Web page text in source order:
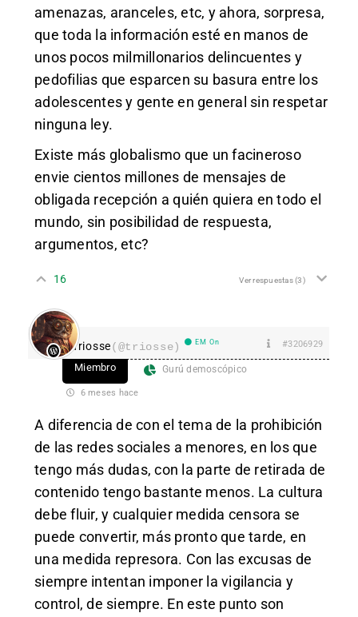
amenazas, aranceles, etc, y ahora, sorpresa,
que toda la información esté en manos de
unos pocos milmillonarios delincuentes y
pedofilias que esparcen su basura entre los
adolescentes y gente en general sin respetar
ninguna ley.
Existe más globalismo que un facineroso
envie cientos millones de mensajes de
obligada recepción a quién quiera en todo el
mundo, sin posibilidad de respuesta,
argumentos, etc?
16 Ver respuestas(3)
Triosse(@triosse) EM On #3206929
Miembro Gurú demoscópico
6 meses hace
A diferencia de con el tema de la prohibición
de las redes sociales a menores, en los que
tengo más dudas, con la parte de retirada de
contenido tengo bastante menos. La cultura
debe fluir, y cualquier medida censora se
puede convertir, más pronto que tarde, en
una medida represora. Con las excusas de
siempre intentan imponer la vigilancia y
control, de siempre. En este punto son